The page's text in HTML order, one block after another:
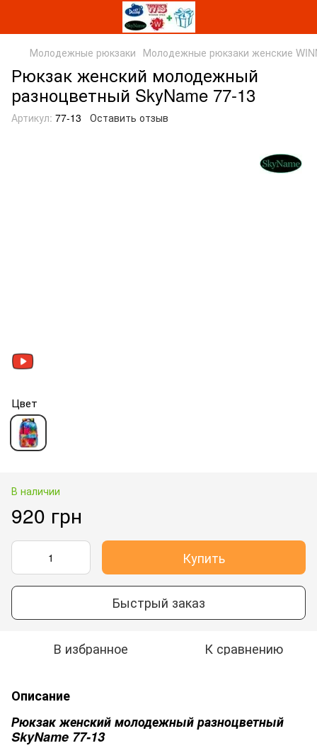
Молодежные рюкзаки Молодежные рюкзаки женские
Рюкзак женский молодежный
разноцветный SkyName 77-13
Артикул: 77-13 Оставить отзыв
Цвет
В наличии
920 грн
Купить
Быстрый заказ
В избранное К сравнению
Описание
Рюкзак женский молодежный разноцветный
SkyName 77-13